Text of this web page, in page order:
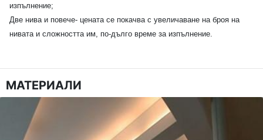
изпълнение;
Две нива и повече- цената се покачва с увеличаване на броя на
нивата и сложността им, по-дълго време за изпълнение.
МАТЕРИАЛИ